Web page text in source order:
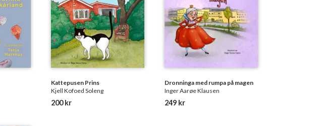
Kattepusen Prins
Kjell Kofoed Soleng
200 kr
Dronninga med rumpa på magen
Inger Aarøe Klausen
249 kr